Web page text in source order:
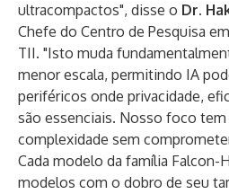
ultracompactos", disse o Dr.
Chefe do Centro de Pesquisa
TII. "Isto muda
menor escala, permitindo IA
periféricos onde privacidade,
são essenciais. Nosso foco tem
complexidade sem
Cada modelo da família Falcon-
modelos com o dobro de seu